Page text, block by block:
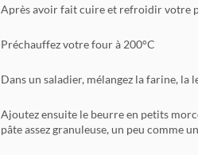
Après avoir fait cuire et refroidir votre
Préchauffez votre four à 200°C
Dans un saladier, mélangez la farine, la
Ajoutez ensuite le beurre en petits
pâte assez granuleuse, un peu comme